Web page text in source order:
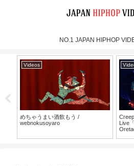
NO.1 JAPAN HIPHOP
Videos
めちゃうまい酒飲もう /
webnokusoyaro
Live